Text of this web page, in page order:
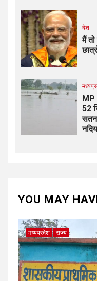
देश
मैं
MP
52
YOU MAY
मध्यप्रदेश राज्य